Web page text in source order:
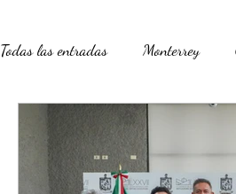
Todas las entradas Monterrey
San Pedro Garza Garcia